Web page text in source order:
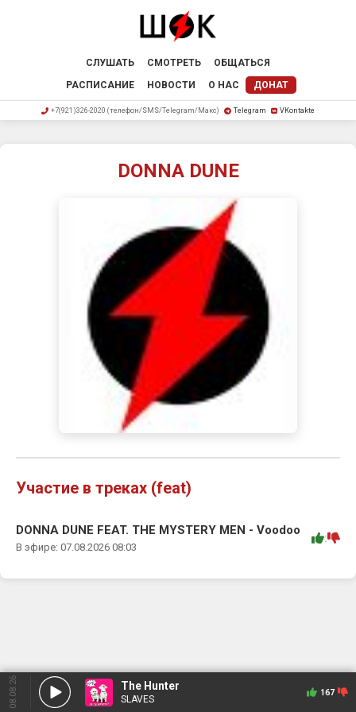
СЛУШАТЬ СМОТРЕТЬ
ОБЩАТЬСЯ
РАСПИСАНИЕ
НОВОСТИ О НАС ДОНАТ
+7(921)326-2020 (телефон/SMS/Telegram/Макс) Telegram VKontakte
DONNA DUNE
Участие в треках (feat)
DONNA DUNE FEAT. THE MYSTERY MEN - Voodoo
В эфире: 07.08.2026 08:03
:
08.08.26 The Hunter
SLAVES
167